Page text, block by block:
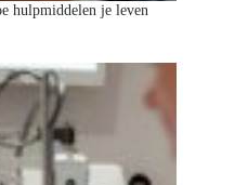
hulpmiddelen je leven